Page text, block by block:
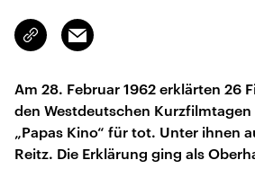
Link
kopieren/teilen
Email
Am 28. Februar 1962 erklärten 26
den Westdeutschen Kurzfilmtagen
„Papas Kino“ für tot. Unter ihnen
Reitz. Die Erklärung ging als